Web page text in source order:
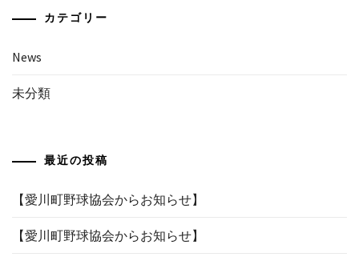
カテゴリー
News
未分類
最近の投稿
【愛川町野球協会からお知らせ】
【愛川町野球協会からお知らせ】